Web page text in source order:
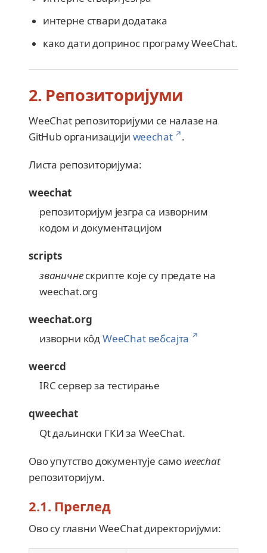
интерне ствари додатака
како дати допринос програму WeeChat.
2. Репозиторијуми
WeeChat репозиторијуми се налазе на
GitHub организацији weechat ↗.
Листа репозиторијума:
weechat
репозиторијум језгра са изворним
кодом и документацијом
scripts
званичнескрипте које су предате на
weechat.org
weechat.org
изворни кôдWeeChat вебсајта ↗
weercd
IRC сервер за тестирање
qweechat
Qt даљински ГКИ за WeeChat.
Ово упутство документује само weechat
репозиторијум.
2.1. Преглед
Ово су главни WeeChat директоријуми: